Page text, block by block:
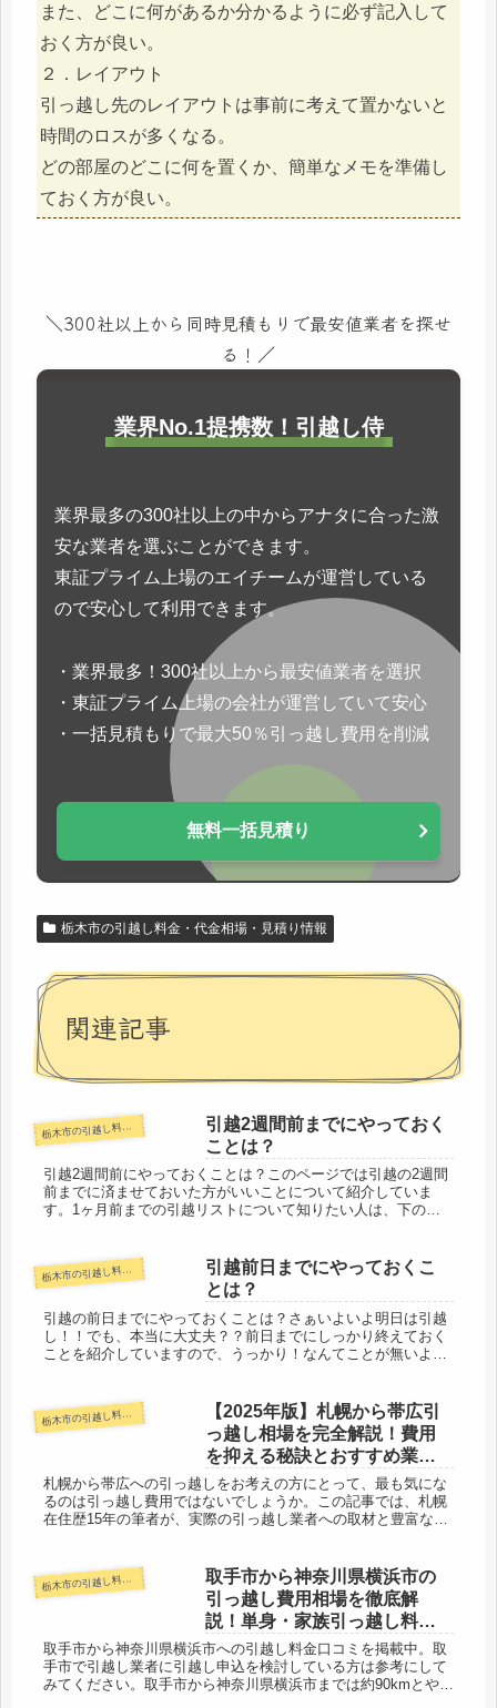
また、どこに何があるか分かるように必ず記入して
おく方が良い。
２．レイアウト
引っ越し先のレイアウトは事前に考えて置かないと
時間のロスが多くなる。
どの部屋のどこに何を置くか、簡単なメモを準備し
ておく方が良い。
＼300社以上から同時見積もりで最安値業者を探せ
る！／
業界No.1提携数！引越し侍
業界最多の300社以上の中からアナタに合った激
安な業者を選ぶことができます。
東証プライム上場のエイチームが運営している
ので安心して利用できます。
・業界最多！300社以上から最安値業者を選択
・東証プライム上場の会社が運営していて安心
・一括見積もりで最大50％引っ越し費用を削減
無料一括見積り
栃木市の引越し料金・代金相場・見積り情報
関連記事
栃木市の引越し料金・代金相場・見積り情報
引越2週間前までにやっておく
ことは？
引越2週間前にやっておくことは？このページでは引越の2週間
前までに済ませておいた方がいいことについて紹介していま
す。1ヶ月前までの引越リストについて知りたい人は、下のリ
栃木市の引越し料金・代金相場・見積り情報
引越前日までにやっておくこ
とは？
引越の前日までにやっておくことは？さぁいよいよ明日は引越
し！！でも、本当に大丈夫？？前日までにしっかり終えておく
ことを紹介していますので、うっかり！なんてことが無いよう
栃木市の引越し料金・代金相場・見積り情報
【2025年版】札幌から帯広引
っ越し相場を完全解説！費用
を抑える秘訣とおすすめ業者
を徹底比較
札幌から帯広への引っ越しをお考えの方にとって、最も気にな
るのは引っ越し費用ではないでしょうか。この記事では、札幌
在住歴15年の筆者が、実際の引っ越し業者への取材と豊富な事
栃木市の引越し料金・代金相場・見積り情報
取手市から神奈川県横浜市の
引っ越し費用相場を徹底解
説！単身・家族引っ越し料金
を節約する裏技
取手市から神奈川県横浜市への引越し料金口コミを掲載中。取
手市で引越し業者に引越し申込を検討している方は参考にして
みてください。取手市から神奈川県横浜市までは約90kmとやや